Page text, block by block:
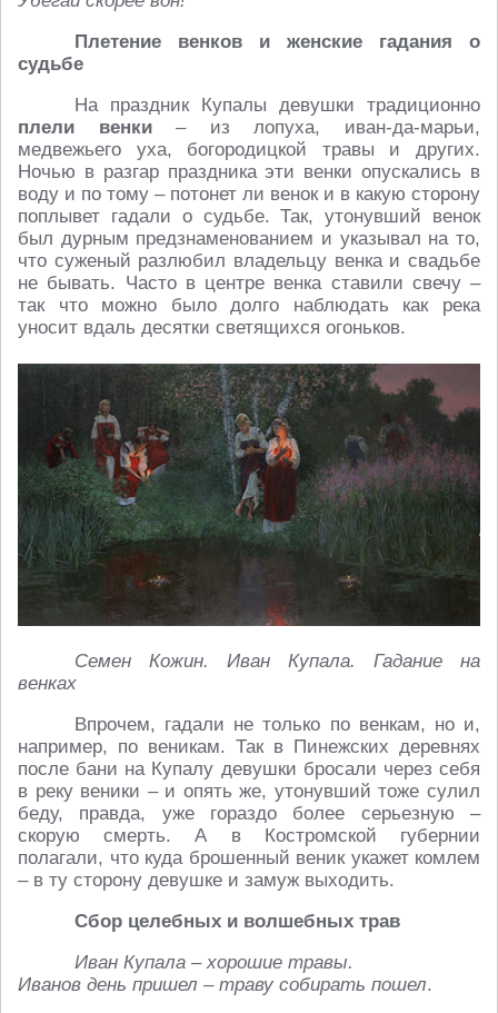
Плетение венков и женские гадания о
судьбе
На праздник Купалы девушки традиционно
плели венки– из лопуха, иван-да-марьи,
медвежьего уха, богородицкой травы и других.
Ночью в разгар праздника эти венки опускались в
воду и по тому – потонет ли венок и в какую сторону
поплывет гадали о судьбе. Так, утонувший венок
был дурным предзнаменованием и указывал на то,
что суженый разлюбил владельцу венка и свадьбе
не бывать. Часто в центре венка ставили свечу –
так что можно было долго наблюдать как река
уносит вдаль десятки светящихся огоньков.
Семен Кожин. Иван Купала. Гадание на
венках
Впрочем, гадали не только по венкам, но и,
например, по веникам. Так в Пинежских деревнях
после бани на Купалу девушки бросали через себя
в реку веники – и опять же, утонувший тоже сулил
беду, правда, уже гораздо более серьезную –
скорую смерть. А в Костромской губернии
полагали, что куда брошенный веник укажет комлем
– в ту сторону девушке и замуж выходить.
Сбор целебных и волшебных трав
Иван Купала – хорошие травы.
Иванов день пришел – траву собирать пошел.